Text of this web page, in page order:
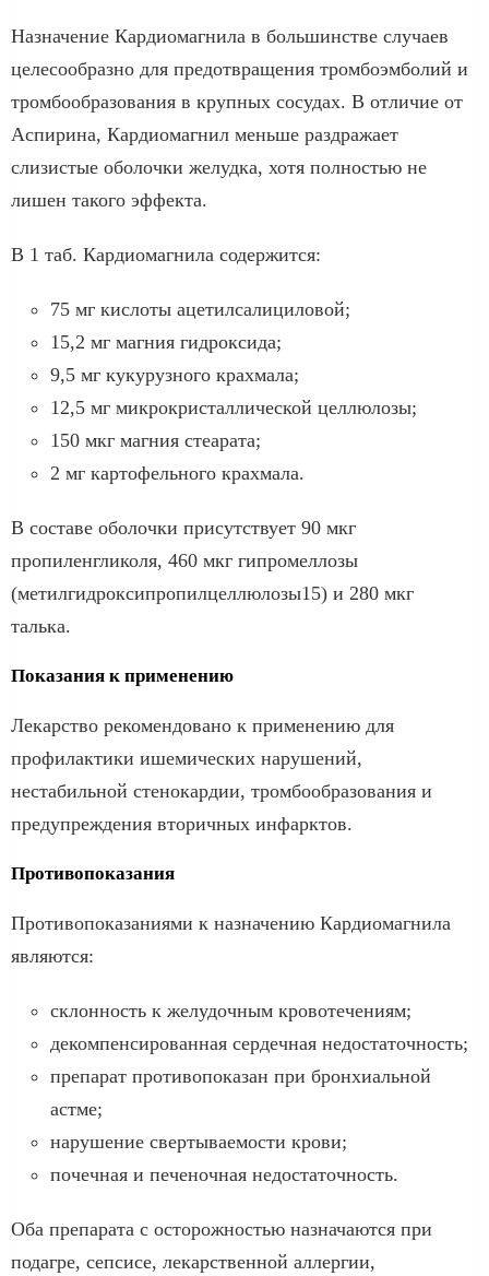
Назначение Кардиомагнила в большинстве случаев
целесообразно для предотвращения тромбоэмболий и
тромбообразования в крупных сосудах. В отличие от
Аспирина, Кардиомагнил меньше раздражает
слизистые оболочки желудка, хотя полностью не
лишен такого эффекта.
В 1 таб. Кардиомагнила содержится:
75 мг кислоты ацетилсалициловой;
15,2 мг магния гидроксида;
9,5 мг кукурузного крахмала;
12,5 мг микрокристаллической целлюлозы;
150 мкг магния стеарата;
2 мг картофельного крахмала.
В составе оболочки присутствует 90 мкг
пропиленгликоля, 460 мкг гипромеллозы
(метилгидроксипропилцеллюлозы15) и 280 мкг
талька.
Показания к применению
Лекарство рекомендовано к применению для
профилактики ишемических нарушений,
нестабильной стенокардии, тромбообразования и
предупреждения вторичных инфарктов.
Противопоказания
Противопоказаниями к назначению Кардиомагнила
являются:
склонность к желудочным кровотечениям;
декомпенсированная сердечная недостаточность;
препарат противопоказан при бронхиальной
астме;
нарушение свертываемости крови;
почечная и печеночная недостаточность.
Оба препарата с осторожностью назначаются при
подагре, сепсисе, лекарственной аллергии,